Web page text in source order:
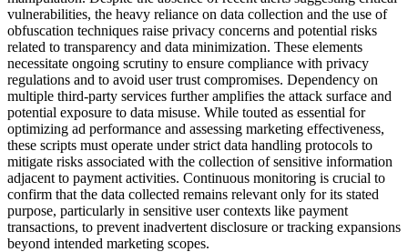
vulnerabilities, the heavy reliance on data collection and the use of
obfuscation techniques raise privacy concerns and potential risks
related to transparency and data minimization. These elements
necessitate ongoing scrutiny to ensure compliance with privacy
regulations and to avoid user trust compromises. Dependency on
multiple third-party services further amplifies the attack surface and
potential exposure to data misuse. While touted as essential for
optimizing ad performance and assessing marketing effectiveness,
these scripts must operate under strict data handling protocols to
mitigate risks associated with the collection of sensitive information
adjacent to payment activities. Continuous monitoring is crucial to
confirm that the data collected remains relevant only for its stated
purpose, particularly in sensitive user contexts like payment
transactions, to prevent inadvertent disclosure or tracking expansions
beyond intended marketing scopes.